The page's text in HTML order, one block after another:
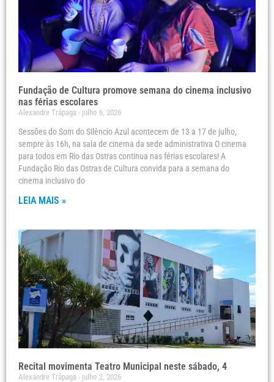
Fundação de Cultura promove semana do cinema inclusivo
nas férias escolares
Alexandre Trápaga julho 6, 2026
Sessões do Som do Silêncio Azul acontecem de 13 a 17 de julho,
sempre às 16h, na sala de cinema da sede administrativa O cinema
para todos em Rio das Ostras continua nas férias escolares! A
Fundação Rio das Ostras de Cultura convida para a semana do
cinema inclusivo do
LEIA MAIS »
Recital movimenta Teatro Municipal neste sábado, 4
Alexandre Trápaga julho 2, 2026